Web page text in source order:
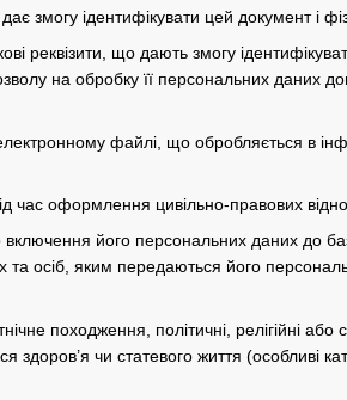
змогу ідентифікувати цей документ і
реквізити, що дають змогу
на обробку її персональних даних
файлі, що обробляється в
час оформлення цивільно-правових
його персональних даних до
осіб, яким передаються його
походження, політичні, релігійні або
чи статевого життя (особливі